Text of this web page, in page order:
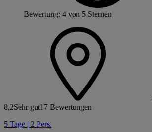
Bewertung: 4 von 5 Sternen
8,2Sehr gut17 Bewertungen
5 Tage | 2 Pers.